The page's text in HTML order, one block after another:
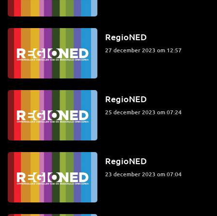
RegioNED
27 december 2023 om 12:57
RegioNED
25 december 2023 om 07:24
RegioNED
23 december 2023 om 07:04